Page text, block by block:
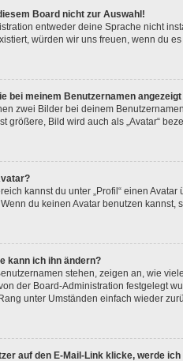
Board nicht zur Auswahl!
entweder deine Sprache nicht
würden wir uns freuen, wenn du
bei meinem Benutzernamen
zwei Bilder bei deinem
größere, Bild wird auch als „Avatar“
kannst du unter „Profil“ einen
du keinen Avatar benutzen
kann ich ihn ändern?
stehen, zeigen an, wie
der Board-Administration festgelegt
unter Umständen einfach wieder
auf den E-Mail-Link klicke, werde